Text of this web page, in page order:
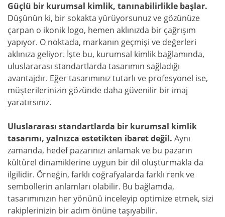
Güçlü bir kurumsal kimlik, tanınabilirlikle başlar.
Düşünün ki, bir sokakta yürüyorsunuz ve gözünüze
çarpan o ikonik logo, hemen aklınızda bir çağrışım
yapıyor. O noktada, markanın geçmişi ve değerleri
aklınıza geliyor. İşte bu, kurumsal kimlik bağlamında,
uluslararası standartlarda tasarımın sağladığı
avantajdır. Eğer tasarımınız tutarlı ve profesyonel ise,
müşterilerinizin gözünde daha güvenilir bir imaj
yaratırsınız.
Uluslararası standartlarda bir kurumsal kimlik
tasarımı, yalnızca estetikten ibaret değil. Aynı
zamanda, hedef pazarınızı anlamak ve bu pazarın
kültürel dinamiklerine uygun bir dil oluşturmakla da
ilgilidir. Örneğin, farklı coğrafyalarda farklı renk ve
sembollerin anlamları olabilir. Bu bağlamda,
tasarımınızın her yönünü inceleyip optimize etmek, sizi
rakiplerinizin bir adım önüne taşıyabilir.